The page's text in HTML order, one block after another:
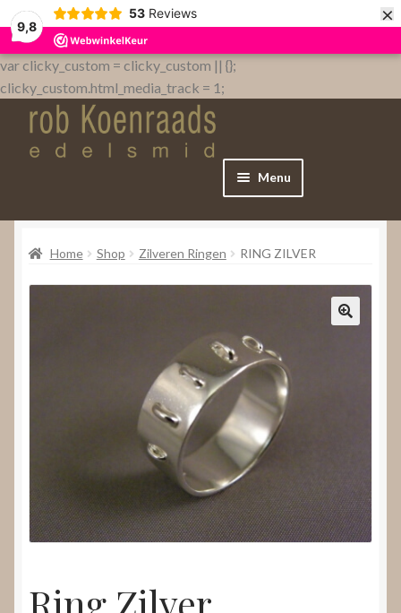
9,8
53 Reviews ×
var clicky_custom = clicky_custom || {};
clicky_custom.html_media_track = 1;
Menu
Home
Home Shop Zilveren Ringen RING ZILVER